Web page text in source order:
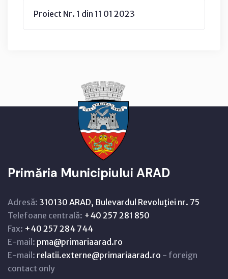
Proiect Nr. 1 din 11 01 2023
Primăria Municipiului ARAD
Adresă: 310130 ARAD, Bulevardul Revoluţiei nr. 75
Telefoane centrală: +40 257 281 850
Fax: +40 257 284 744
E-mail: pma@primariaarad.ro
E-mail: relatii.externe@primariaarad.ro - foreign
contact only